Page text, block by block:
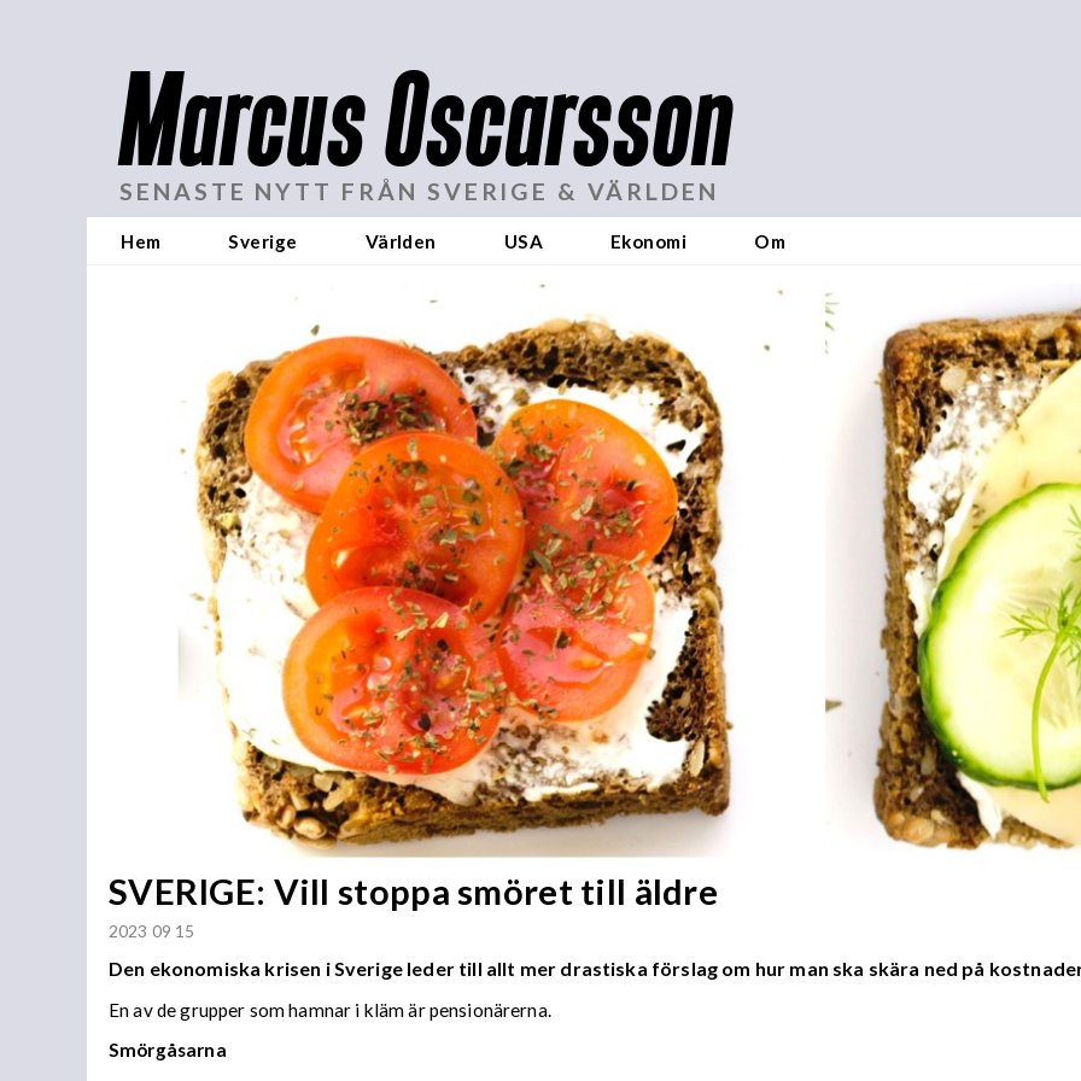
Marcus Oscarsson
SENASTE NYTT FRÅN SVERIGE & VÄRLDEN
Hem Sverige Världen USA Ekonomi Om
SVERIGE: Vill stoppa smöret till äldre
2023 09 15
Den ekonomiska krisen i Sverige leder till allt mer drastiska förslag om hur man ska skära ned på
En av de grupper som hamnar i kläm är pensionärerna.
Smörgåsarna